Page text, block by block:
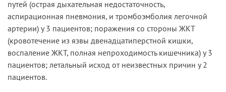
путей (острая дыхательная недостаточность,
аспирационная пневмония, и тромбоэмболия легочной
артерии) у 3 пациентов; поражения со стороны ЖКТ
(кровотечение из язвы двенадцатиперстной кишки,
воспаление ЖКТ, полная непроходимость кишечника) у 3
пациентов; летальный исход от неизвестных причин у 2
пациентов.